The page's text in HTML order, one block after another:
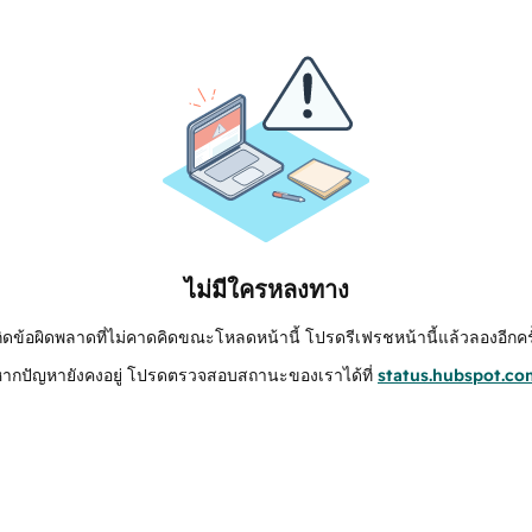
ไม่มีใครหลงทาง
ดข้อผิดพลาดที่ไม่คาดคิดขณะโหลดหน้านี้ โปรดรีเฟรชหน้านี้แล้วลองอีกค
กปัญหายังคงอยู่ โปรดตรวจสอบสถานะของเราได้ที่